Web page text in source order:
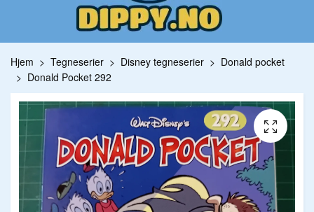
Hjem Tegneserier Disney tegneserier
Donald pocket
Donald Pocket 292